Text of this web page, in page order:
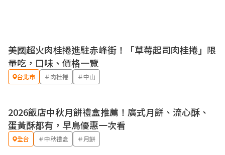
美國超火肉桂捲進駐赤峰街！「草莓起司肉桂捲」限
量吃，口味、價格一覽
台北市 ＃肉桂捲 ＃中山
2026飯店中秋月餅禮盒推薦！廣式月餅、流心酥、
蛋黃酥都有，早鳥優惠一次看
全台 ＃中秋禮盒 ＃月餅